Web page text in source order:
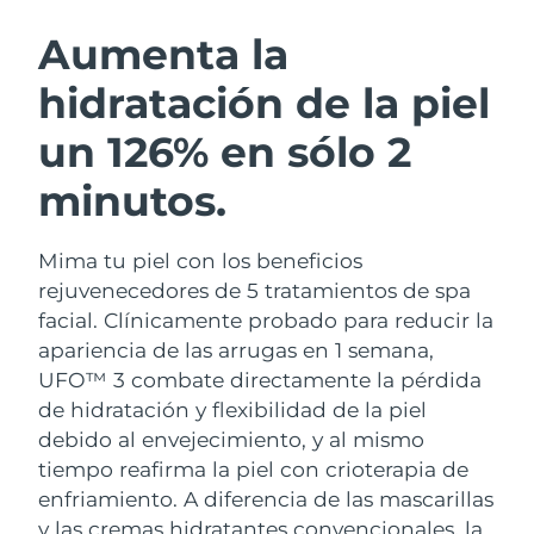
Aumenta la
hidratación de la piel
un 126% en sólo 2
minutos.
Mima tu piel con los beneficios
rejuvenecedores de 5 tratamientos de spa
facial. Clínicamente probado para reducir la
apariencia de las arrugas en 1 semana,
UFO™ 3 combate directamente la pérdida
de hidratación y flexibilidad de la piel
debido al envejecimiento, y al mismo
tiempo reafirma la piel con crioterapia de
enfriamiento. A diferencia de las mascarillas
y las cremas hidratantes convencionales, la
Limpieza facial
LUNA™ 4 pack
Anti-aging massage
LUNA™ 4 Plus
Massage, LED heating
LUNA™ 4 Men
For men, anti-aging massage
Lifting facial
BEAR™ 2 pack
Microcurrent toning
BEAR™ 2 go
Microcurrent toning on-the-go
BEAR™ 2 eyes & lips
Microcurrent line smoothing device
Hidratación
UFO™ 3 pack
Deep facial hydration
UFO™ 3 LED
Near-infrared and red light therapy
device
Cuidado bucal
issa™ 4
Hybrid silicone sonic toothbrush
issa™ 4 plus
Smart hybrid silicone sonic toothbrush
TRATAMIENTO ANTIEDAD FAQ™
Antiedad Tratamientos LED
NEW
Austria
Baréin Entrega prevista8/9/26
Bélgica Entrega prevista
Bermudas
Bosnia y Herzegovina Entrega prevista
Brunéi Entrega prevista 8/13/26
Bulgaria Entrega prevista8/8/26
Canadá Entrega prevista
Chile Entrega prevista